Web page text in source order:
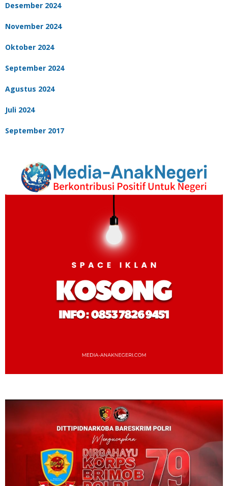
Desember 2024
November 2024
Oktober 2024
September 2024
Agustus 2024
Juli 2024
September 2017